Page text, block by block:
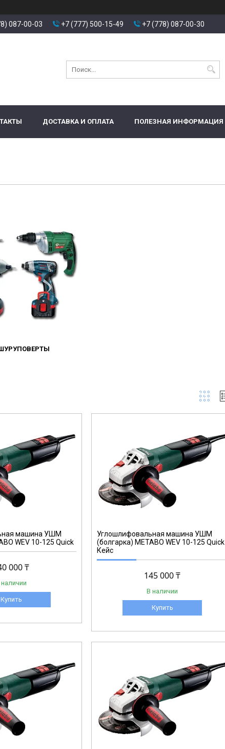
087-00-03 +7 (777) 500-15-49 +7 (778) 087-00-30
ДОСТАВКА И ОПЛАТА ПОЛЕЗНАЯ ИНФОРМАЦИЯ
машина УШМ
WEV 10-125 Quick
000 ₸
Купить
600388500
Углошлифовальная машина УШМ
(болгарка) METABO WEV 10-125 Quick
Кейс
145 000 ₸
В наличии
Купить
600468